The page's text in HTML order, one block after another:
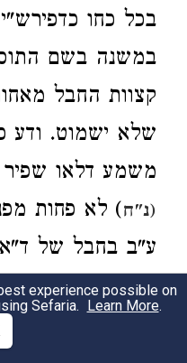
בכל כחו
במשנה בשם
קצוות החבל
שלא ישמוט. ודע
משמע דלאו שפיר
(נ"ח) לא פחות
ע"ב בחבל של
ברע"ב ד"ה
experience possible on
Sefaria. Learn More.